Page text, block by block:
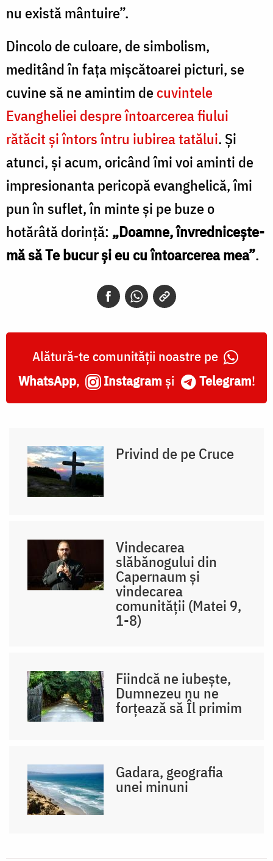
nu există mântuire”.
Dincolo de culoare, de simbolism,
meditând în fața mișcă­toarei picturi, se
cuvine să ne amintim decuvintele
Evangheliei despre întoarcerea fiului
rătăcit și întors întru iubirea tatălui. Și
atunci, și acum, oricând îmi voi aminti de
impresionanta pericopă evanghelică, îmi
pun în suflet, în minte și pe buze o
hotărâtă dorință: „Doamne, învrednicește-
mă să Te bucur și eu cu întoarcerea mea”.
Alătură-te comunității noastre pe
WhatsApp, Instagram și Telegram!
Privind de pe Cruce
Vindecarea
slăbănogului din
Capernaum și
vindecarea
comunității (Matei 9,
1-8)
Fiindcă ne iubește,
Dumnezeu nu ne
forțează să Îl primim
Gadara, geografia
unei minuni